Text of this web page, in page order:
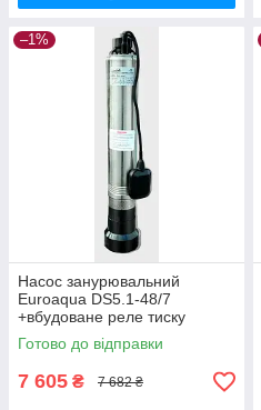
–1%
Насос занурювальний
Euroaqua DS5.1-48/7
+вбудоване реле тиску
Готово до відправки
7 605 ₴ 7 682 ₴